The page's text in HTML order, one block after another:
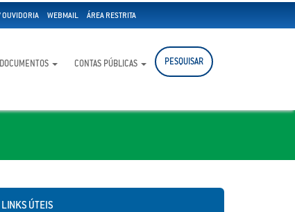
OUVIDORIA WEBMAIL ÁREA RESTRITA
CONTAS PÚBLICAS PESQUISAR
LINKS ÚTEIS